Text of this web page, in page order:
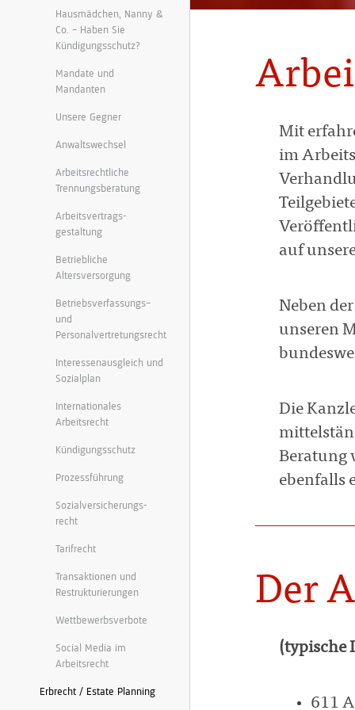
Hausmädchen, Nanny &
Co. – Haben Sie
Kündigungsschutz?
Mandate und
Mandanten
Unsere Gegner
Anwaltswechsel
Arbeitsrechtliche
Trennungsberatung
Arbeitsvertrags-
gestaltung
Betriebliche
Altersversorgung
Betriebsverfassungs–
und
Personalvertretungsrecht
Interessenausgleich und
Sozialplan
Internationales
Arbeitsrecht
Kündigungsschutz
Prozessführung
Sozialversicherungs-
recht
Tarifrecht
Transaktionen und
Restrukturierungen
Wettbewerbsverbote
Social Media im
Arbeitsrecht
Erbrecht / Estate Planning
Mit
im
auf
Neben
unseren
Die
Beratung
ebenfalls
Der
(typische
611